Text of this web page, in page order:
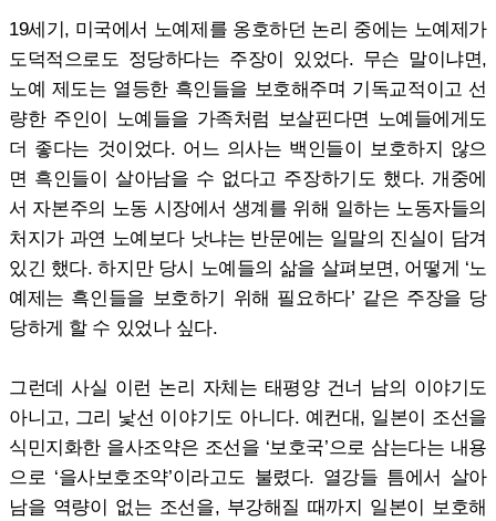
19세기, 미국에서 노예제를 옹호하던 논리 중에는 노예제가
도덕적으로도 정당하다는 주장이 있었다. 무슨 말이냐면,
노예 제도는 열등한 흑인들을 보호해주며 기독교적이고 선
량한 주인이 노예들을 가족처럼 보살핀다면 노예들에게도
더 좋다는 것이었다. 어느 의사는 백인들이 보호하지 않으
면 흑인들이 살아남을 수 없다고 주장하기도 했다. 개중에
서 자본주의 노동 시장에서 생계를 위해 일하는 노동자들의
처지가 과연 노예보다 낫냐는 반문에는 일말의 진실이 담겨
있긴 했다. 하지만 당시 노예들의 삶을 살펴보면, 어떻게 ‘노
예제는 흑인들을 보호하기 위해 필요하다’ 같은 주장을 당
당하게 할 수 있었나 싶다.
그런데 사실 이런 논리 자체는 태평양 건너 남의 이야기도
아니고, 그리 낯선 이야기도 아니다. 예컨대, 일본이 조선을
식민지화한 을사조약은 조선을 ‘보호국’으로 삼는다는 내용
으로 ‘을사보호조약’이라고도 불렸다. 열강들 틈에서 살아
남을 역량이 없는 조선을, 부강해질 때까지 일본이 보호해